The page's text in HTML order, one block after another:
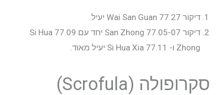
דיקור 77.27 Wai San Guan יעיל.
דיקור 77.05-07 San Zhong יחד עם 77.09 Si Hua
Zhong ו- 77.11 Si Hua Xia יעיל מאוד.
סקרופולה (Scrofula)